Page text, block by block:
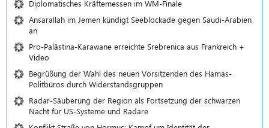
Diplomatisches Kräftemessen im WM-Finale
Ansarallah im Jemen kündigt Seeblockade gegen Saudi-Arabien
an
Pro-Palästina-Karawane erreichte Srebrenica aus Frankreich +
Video
Begrüßung der Wahl des neuen Vorsitzenden des Hamas-
Politbüros durch Widerstandsgruppen
Radar-Säuberung der Region als Fortsetzung der schwarzen
Nacht für US-Systeme und Radare